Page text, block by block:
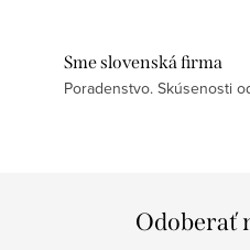
Sme slovenská firma
Poradenstvo. Skúsenosti
Odoberať